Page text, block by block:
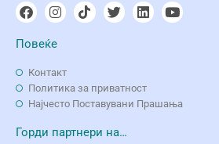
Повеќе
Контакт
Политика за приватност
Најчесто Поставувани Прашања
Горди партнери на…